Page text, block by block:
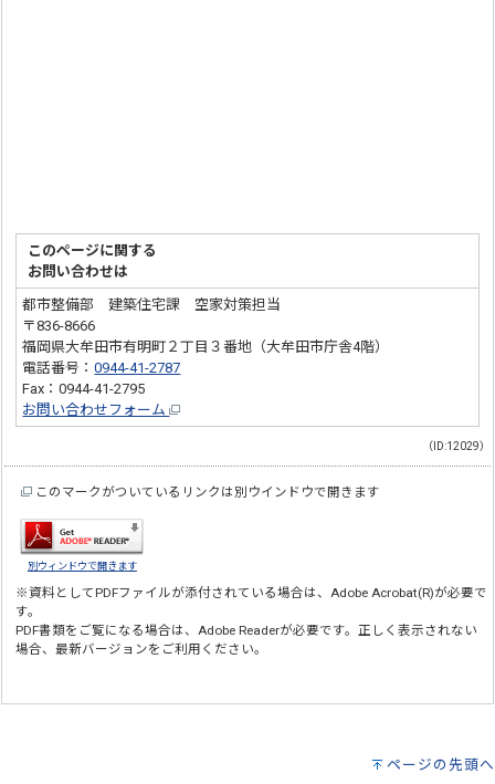
このページに関する
お問い合わせは
都市整備部 建築住宅課 空家対策担当
〒836-8666
福岡県大牟田市有明町２丁目３番地（大牟田市庁舎4階）
電話番号：0944-41-2787
Fax：0944-41-2795
お問い合わせフォーム
（ID:12029）
このマークがついているリンクは別ウインドウで開きます
別ウィンドウで開きます
※資料としてPDFファイルが添付されている場合は、Adobe Acrobat(R)が必要で
す。
PDF書類をご覧になる場合は、Adobe Readerが必要です。正しく表示されない
場合、最新バージョンをご利用ください。
ページの先頭へ